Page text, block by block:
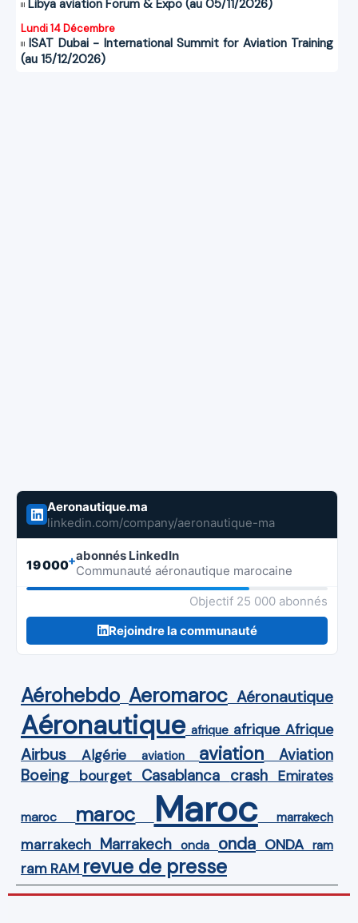
Libya aviation Forum & Expo (au 05/11/2026)
Lundi 14 Décembre
ISAT Dubai - International Summit for Aviation Training
(au 15/12/2026)
Aeronautique.ma
linkedin.com/company/aeronautique-ma
19 000+abonnés LinkedIn
Communauté aéronautique marocaine
Objectif 25 000 abonnés
Rejoindre la communauté
Aérohebdo Aeromaroc Aéronautique
Aéronautique afrique afrique Afrique
Airbus Algérie aviation aviation Aviation
Boeing bourget Casablanca crash Emirates
maroc maroc Maroc marrakech
marrakech Marrakech onda onda ONDA ram
ram RAM revue de presse